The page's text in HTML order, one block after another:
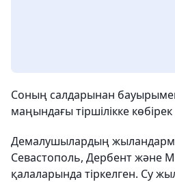
Соның салдарынан
маңындағы тіршілікке
Демалушылардың
Севастополь, Дербент және
қалаларында тіркелген. Су